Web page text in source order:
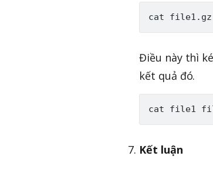
Điều này thì
kết quả đó.
Kết luận